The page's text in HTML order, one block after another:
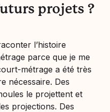
projets ?
l’histoire
parce que je me
métrage a été très
nécessaire. Des
le projettent et
projections. Des